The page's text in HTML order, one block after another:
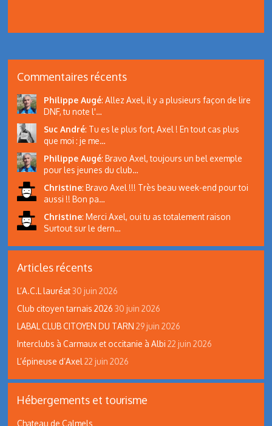
Commentaires récents
Philippe Augé: Allez Axel, il y a plusieurs façon de lire
DNF, tu note l'…
Suc André: Tu es le plus fort, Axel ! En tout cas plus
que moi : je me…
Philippe Augé: Bravo Axel, toujours un bel exemple
pour les jeunes du club…
Christine: Bravo Axel !!! Très beau week-end pour toi
aussi !! Bon pa…
Christine: Merci Axel, oui tu as totalement raison
Surtout sur le dern…
Articles récents
L’A.C.L lauréat 30 juin 2026
Club citoyen tarnais 2026 30 juin 2026
LABAL CLUB CITOYEN DU TARN 29 juin 2026
Interclubs à Carmaux et occitanie à Albi 22 juin 2026
L’épineuse d’Axel 22 juin 2026
Hébergements et tourisme
Chateau de Calmels